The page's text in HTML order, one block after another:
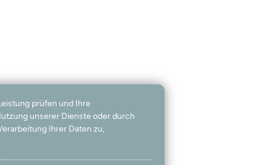
prüfen und Ihre
unserer Dienste oder durch
Ihrer Daten zu,